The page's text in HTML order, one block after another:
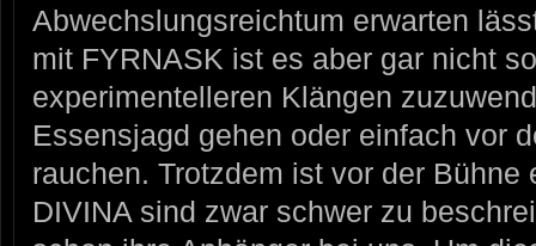
Abwechslungsreichtum erwarten
mit FYRNASK ist es aber gar nicht
experimentelleren Klängen
Essensjagd gehen oder einfach vor
rauchen. Trotzdem ist vor der
DIVINA sind zwar schwer zu